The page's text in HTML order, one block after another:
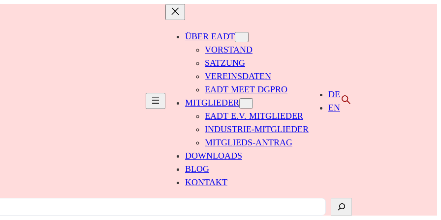
ÜBER EADT
VORSTAND
SATZUNG
VEREINSDATEN
EADT MEET DGPRO
MITGLIEDER
EADT E.V. MITGLIEDER
INDUSTRIE-MITGLIEDER
MITGLIEDS-ANTRAG
DOWNLOADS
BLOG
KONTAKT
DE
EN